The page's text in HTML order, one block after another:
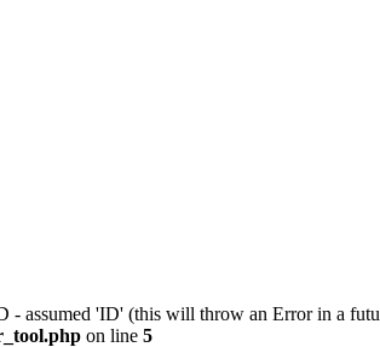
- assumed 'ID' (this will throw an Error in a
on line 5